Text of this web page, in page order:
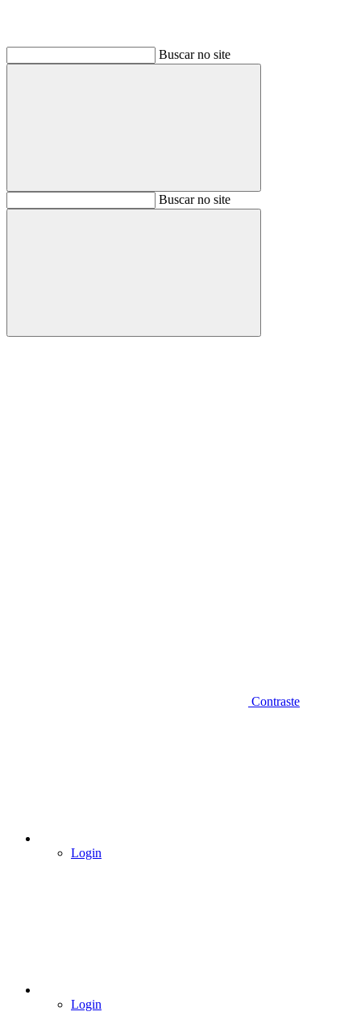
Buscar no site
BuscarBuscar no site
Buscar
Contraste
Login
Login